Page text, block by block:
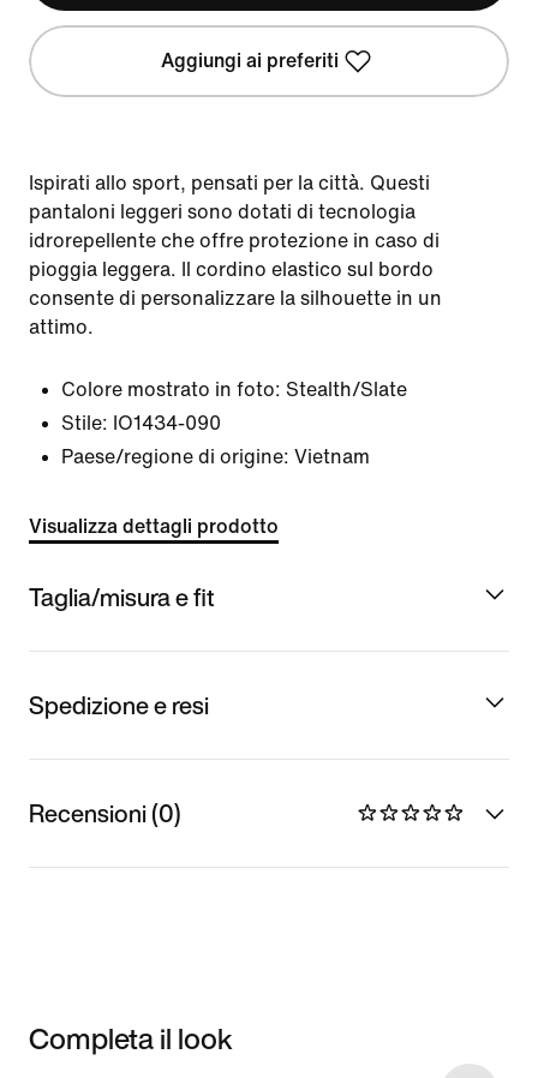
Aggiungi ai preferiti
Ispirati allo sport, pensati per la città. Questi
pantaloni leggeri sono dotati di tecnologia
idrorepellente che offre protezione in caso di
pioggia leggera. Il cordino elastico sul bordo
consente di personalizzare la silhouette in un
attimo.
Colore mostrato in foto: Stealth/Slate
Stile: IO1434-090
Paese/regione di origine: Vietnam
Visualizza dettagli prodotto
Taglia/misura e fit
Spedizione e resi
Recensioni (0)
Completa il look